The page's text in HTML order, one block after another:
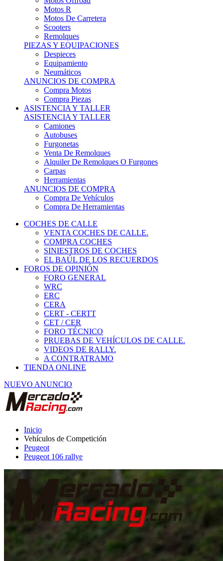
Motos R
Motos De Carretera
Scooters
Remolques
PIEZAS Y EQUIPACIONES
Despieces
Equipamiento
Neumáticos
ANUNCIOS DE COMPRA
Compra Motos
Compra Piezas
ASISTENCIA Y TALLER
ASISTENCIA Y TALLER
Camiones
Autobuses
Furgonetas
Venta De Remolques
Alquiler De Remolques O Furgones
Carpas
Herramientas
ANUNCIOS DE COMPRA
Compra De Vehículos
Compra De Herramientas
COCHES DE CALLE
VENTA COCHES DE CALLE.
COMPRA COCHES
SINIESTROS DE COCHES
EL BAÚL DE LOS RECUERDOS
FOROS DE OPINIÓN
FORO GENERAL
WRC
ERC
CERA
CERT - CERTT
CET / CER
FORO TÉCNICO
PRUEBAS DE VEHÍCULOS DE CALLE.
VIDEOS DE RALLY.
A CONTRATRAMO
TIENDA ONLINE
NUEVO ANUNCIO
Inicio
Vehículos de Competición
Peugeot
Peugeot 106 rallye